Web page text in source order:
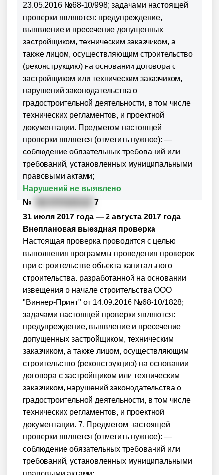
23.05.2016 №68-10/998; задачами настоящей
проверки являются: предупреждение,
выявление и пресечение допущенных
застройщиком, техническим заказчиком, а
также лицом, осуществляющим строительство
(реконструкцию) на основании договора с
застройщиком или техническим заказчиком,
нарушений законодательства о
градостроительной деятельности, в том числе
технических регламентов, и проектной
документации. Предметом настоящей
проверки является (отметить нужное): —
соблюдение обязательных требований или
требований, установленных муниципальными
правовыми актами;
Нарушений не выявлено
№
7
31 июля 2017 года — 2 августа 2017 года
Внеплановая выездная проверка
Настоящая проверка проводится с целью
выполнения программы проведения проверок
при строительстве объекта капитального
строительства, разработанной на основании
извещения о начале строительства ООО
"Виннер-Принт" от 14.09.2016 №68-10/1828;
задачами настоящей проверки являются:
предупреждение, выявление и пресечение
допущенных застройщиком, техническим
заказчиком, а также лицом, осуществляющим
строительство (реконструкцию) на основании
договора с застройщиком или техническим
заказчиком, нарушений законодательства о
градостроительной деятельности, в том числе
технических регламентов, и проектной
документации. 7. Предметом настоящей
проверки является (отметить нужное): —
соблюдение обязательных требований или
требований, установленных муниципальными
правовыми актами;